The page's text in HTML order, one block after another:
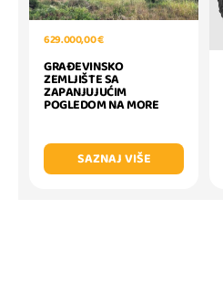
629.000,00 €
GRAĐEVINSKO
ZEMLJIŠTE SA
ZAPANJUJUĆIM
POGLEDOM NA MORE
SAZNAJ VIŠE